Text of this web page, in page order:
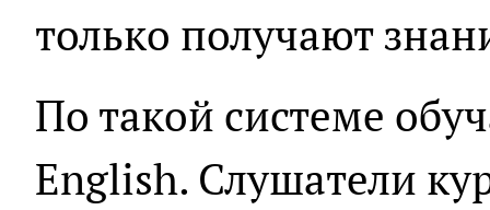
только получают
По такой системе
English. Слушатели